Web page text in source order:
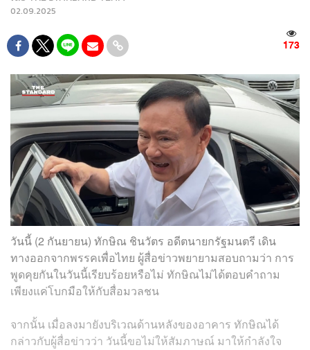
02.09.2025
173
วันนี้ (2 กันยายน) ทักษิณ ชินวัตร อดีตนายกรัฐมนตรี เดิน
ทางออกจากพรรคเพื่อไทย ผู้สื่อข่าวพยายามสอบถามว่า การ
พูดคุยกันในวันนี้เรียบร้อยหรือไม่ ทักษิณไม่ได้ตอบคำถาม
เพียงแค่โบกมือให้กับสื่อมวลชน
จากนั้น เมื่อลงมายังบริเวณด้านหลังของอาคาร ทักษิณได้
กล่าวกับผู้สื่อข่าวว่า วันนี้ขอไม่ให้สัมภาษณ์ มาให้กำลังใจ